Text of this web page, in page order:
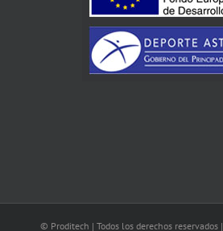
© Proditech | Todos los derechos reservados |